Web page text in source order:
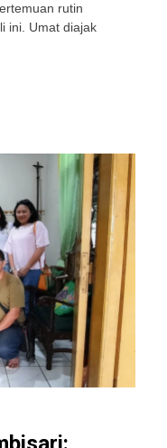
Taman:
Ibadat
rutin
ini. Umat diajak